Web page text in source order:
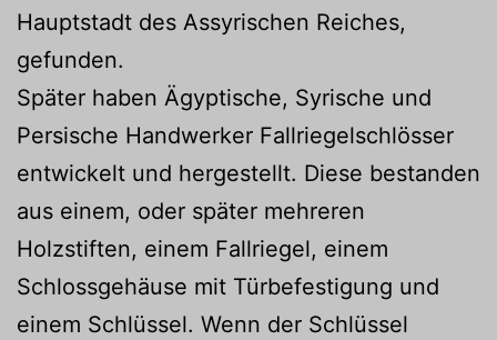
Hauptstadt des Assyrischen Reiches,
gefunden.
Später haben Ägyptische, Syrische und
Persische Handwerker Fallriegelschlösser
entwickelt und hergestellt. Diese bestanden
aus einem, oder später mehreren
Holzstiften, einem Fallriegel, einem
Schlossgehäuse mit Türbefestigung und
einem Schlüssel. Wenn der Schlüssel